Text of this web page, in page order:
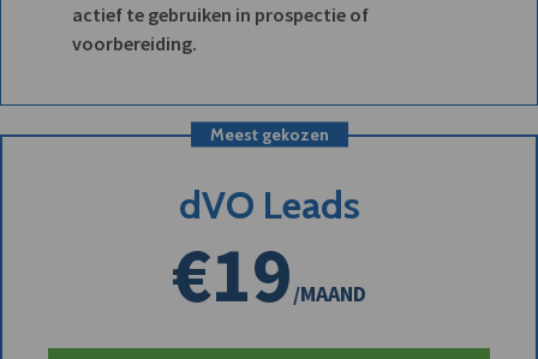
actief te gebruiken in prospectie of
voorbereiding.
Meest gekozen
dVO Leads
€19/MAAND